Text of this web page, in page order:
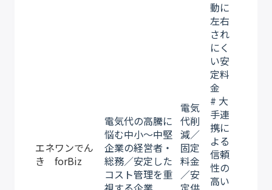
エネワンでん
き forBiz
電気代の高騰に
悩む中小〜中堅
企業の経営者・
総務／安定した
コスト管理を重
電気
代削
減／
固定
料金
／安
動に
左右
され
にく
い安
定料
金
# 大
手連
携に
よる
信頼
性の
高い